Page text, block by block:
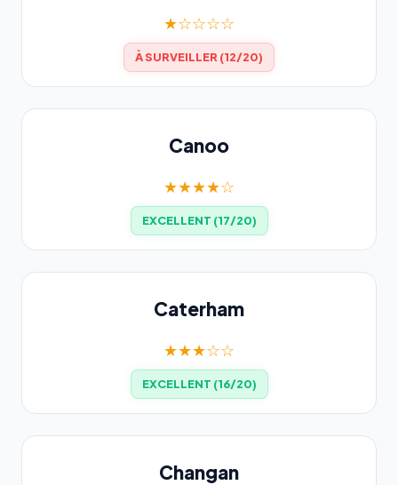
★☆☆☆☆
À SURVEILLER (12/20)
Canoo
★★★★☆
EXCELLENT (17/20)
Caterham
★★★☆☆
EXCELLENT (16/20)
Changan